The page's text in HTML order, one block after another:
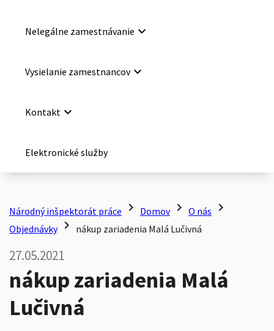
Nelegálne zamestnávanie keyboard_arrow_down
Vysielanie zamestnancovkeyboard_arrow_down
Kontakt keyboard_arrow_down
Elektronické služby
Národný inšpektorát práce chevron_right Domov chevron_right O nás chevron_right
Objednávky chevron_right nákup zariadenia Malá Lučivná
27.05.2021
nákup zariadenia Malá
Lučivná